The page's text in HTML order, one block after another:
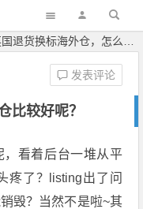
退货换标海外仓，怎么选仓比较好呢？
比较好呢？
发表评论
，看着后台一堆从平
疼了？listing出了问
毁？当然不是啦~其